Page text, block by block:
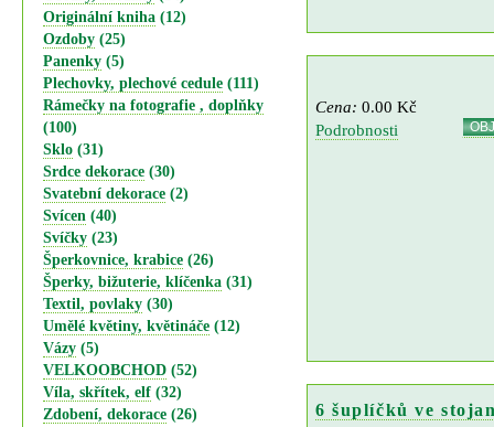
Originální kniha (12)
Ozdoby (25)
Panenky (5)
Plechovky, plechové cedule (111)
Rámečky na fotografie , doplňky
(100)
Sklo (31)
Srdce dekorace (30)
Svatební dekorace (2)
Svícen (40)
Svíčky (23)
Šperkovnice, krabice (26)
Šperky, bižuterie, klíčenka (31)
Textil, povlaky (30)
Umělé květiny, květináče (12)
Vázy (5)
VELKOOBCHOD (52)
Víla, skřítek, elf (32)
Zdobení, dekorace (26)
Cena: 0.00 Kč
Podrobnosti
6 šuplíčků ve